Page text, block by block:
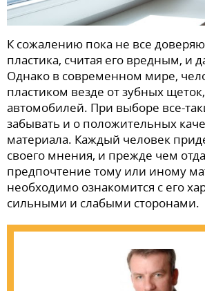
К сожалению пока не все
пластика, считая его вредным, и
Однако в современном мире,
пластиком везде от зубных
автомобилей. При выборе все-
забывать и о положительных
материала. Каждый человек
своего мнения, и прежде чем
предпочтение тому или иному
необходимо ознакомится с его
сильными и слабыми сторонами.